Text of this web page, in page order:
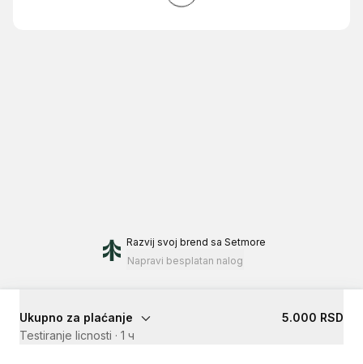
Razvij svoj brend sa Setmore
Napravi besplatan nalog
Ukupno za plaćanje
5.000 RSD
Testiranje licnosti · 1 ч